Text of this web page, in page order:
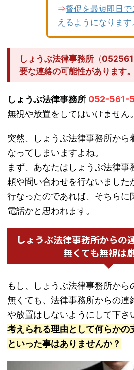
⇒督促を最短即日
えるようになります
しょうぶ法律事務所（
要な連絡の可能性があります。
しょうぶ法律事務所 052-561-
無視や放置をしてはいけません。
突然、しょうぶ法律事務所から
なってしまいますよね。
まず、あなたはしょうぶ法律事
頼や問い合わせを行ないました
行なったのであれば、そちらに
電話かと思われます。
しょうぶ法律事務所からの
無くても無視は
もし、しょうぶ法律事務所から
無くても、法律事務所からの連
や放置はしないようにして下さ
考えられる理由として何らかの
といった事はありませんか？